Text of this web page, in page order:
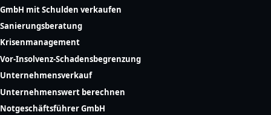
GmbH mit Schulden verkaufen
Sanierungsberatung
Krisenmanagement
Vor-Insolvenz-Schadensbegrenzung
Unternehmensverkauf
Unternehmenswert berechnen
Notgeschäftsführer GmbH